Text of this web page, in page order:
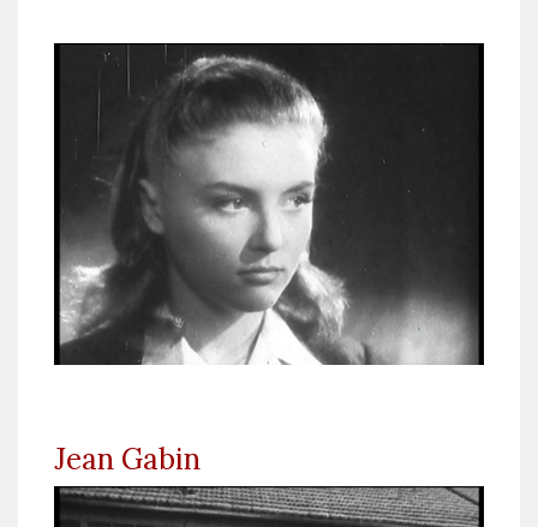
Jean Gabin